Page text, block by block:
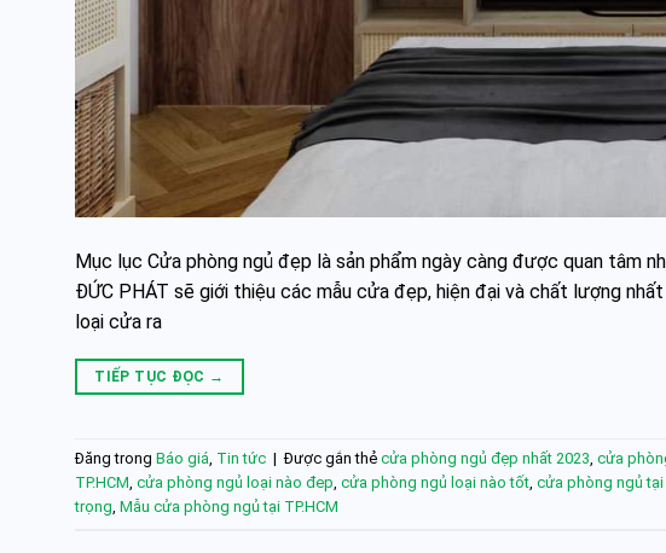
Mục lục Cửa phòng ngủ đẹp là sản phẩm ngày càng được quan tâm
ĐỨC PHÁT sẽ giới thiệu các mẫu cửa đẹp, hiện đại và chất lượng
loại cửa ra
TIẾP TỤC ĐỌC →
Đăng trong Báo giá, Tin tức | Được gắn thẻ cửa phòng ngủ đẹp nhất 2023, cửa
TP.HCM, cửa phòng ngủ loại nào đep, cửa phòng ngủ loại nào tốt, cửa phòng ngủ tại
trọng, Mẫu cửa phòng ngủ tại TP.HCM